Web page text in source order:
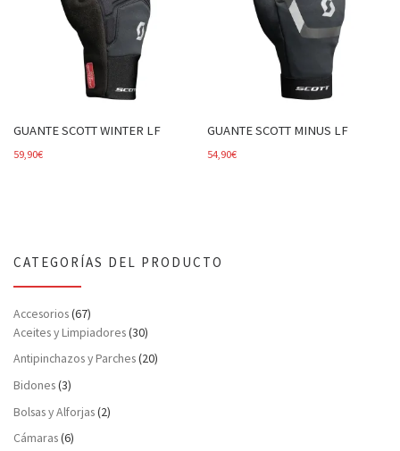
GUANTE SCOTT WINTER LF
59,90€
GUANTE SCOTT MINUS LF
54,90€
CATEGORÍAS DEL PRODUCTO
Accesorios(67)
Aceites y Limpiadores(30)
Antipinchazos y Parches(20)
Bidones(3)
Bolsas y Alforjas(2)
Cámaras(6)